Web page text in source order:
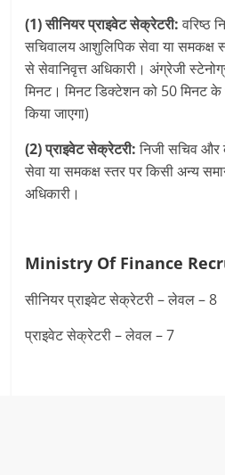
(1) सीनियर प्राइवेट सेक्रेटरी:वरिष्ठ
सचिवालय आशुलिपिक सेवा या समकक्ष
से सेवानिवृत्त अधिकारी। अंग्रेजी
मिनट। मिनट डिक्टेशन को 50 मिनट के
किया जाएगा)
(2) प्राइवेट सेक्रेटरी:निजी सचिव
सेवा या समकक्ष स्तर पर किसी अन्य
अधिकारी।
Ministry Of Finance
सीनियर प्राइवेट सेक्रेटरी – लेवल – 8
प्राइवेट सेक्रेटरी – लेवल – 7